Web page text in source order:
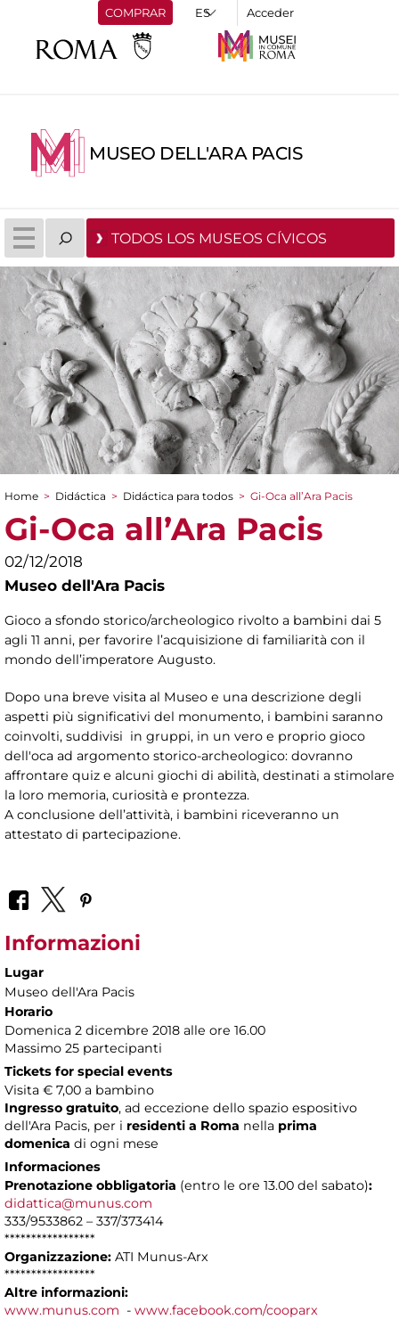
COMPRAR Acceder
MUSEO DELL'ARA PACIS
TODOS LOS MUSEOS CÍVICOS
You are here
Home > Didáctica > Didáctica para todos > Gi-Oca all’Ara Pacis
Gi-Oca all’Ara Pacis
02/12/2018
Museo dell'Ara Pacis
Gioco a sfondo storico/archeologico rivolto a bambini dai 5
agli 11 anni, per favorire l’acquisizione di familiarità con il
mondo dell’imperatore Augusto.
Dopo una breve visita al Museo e una descrizione degli
aspetti più significativi del monumento, i bambini saranno
coinvolti, suddivisi in gruppi, in un vero e proprio gioco
dell'oca ad argomento storico-archeologico: dovranno
affrontare quiz e alcuni giochi di abilità, destinati a stimolare
la loro memoria, curiosità e prontezza.
A conclusione dell’attività, i bambini riceveranno un
attestato di partecipazione.
Informazioni
Lugar
Museo dell'Ara Pacis
Horario
Domenica 2 dicembre 2018 alle ore 16.00
Massimo 25 partecipanti
Tickets for special events
Visita € 7,00 a bambino
Ingresso gratuito, ad eccezione dello spazio espositivo
dell'Ara Pacis, per i residenti a Roma nella prima
domenica di ogni mese
Informaciones
Prenotazione obbligatoria (entro le ore 13.00 del sabato):
didattica@munus.com
333/9533862 – 337/373414
*****************
Organizzazione: ATI Munus-Arx
*****************
Altre informazioni:
www.munus.com - www.facebook.com/cooparx